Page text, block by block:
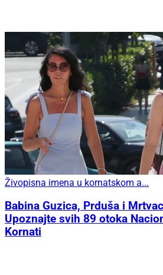
Živopisna imena u kornatskom a...
Babina Guzica, Prduša i
Upoznajte svih 89 otoka
Kornati